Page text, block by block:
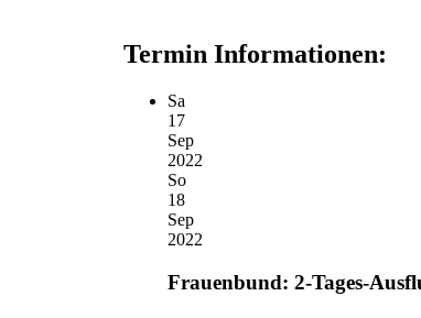
Termin Informationen:
Sa
17
Sep
2022
So
18
Sep
2022
Frauenbund: 2-Tages-